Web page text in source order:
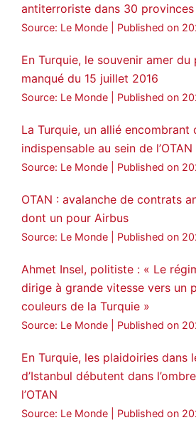
antiterroriste dans 30 provinces
Source: Le Monde Published on
En Turquie, le souvenir amer
manqué du 15 juillet 2016
Source: Le Monde Published on
La Turquie, un allié encombrant
indispensable au sein de l’OTAN
Source: Le Monde Published on
OTAN : avalanche de contrats
dont un pour Airbus
Source: Le Monde Published on
Ahmet Insel, politiste : « Le
dirige à grande vitesse vers un
couleurs de la Turquie »
Source: Le Monde Published on
En Turquie, les plaidoiries dans
d’Istanbul débutent dans
l’OTAN
Source: Le Monde Published on